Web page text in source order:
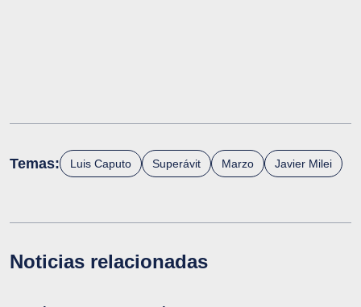
Temas: Luis Caputo Superávit Marzo Javier Milei
Noticias relacionadas